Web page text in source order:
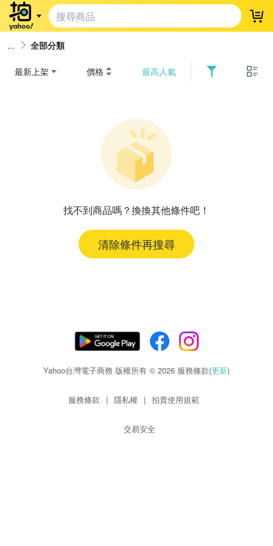
登
全部分類
最新上架 價格 最高人氣
找不到商品嗎？換換其他條件吧！
清除條件再搜尋
Yahoo台灣電子商務 版權所有 © 2026 服務條款(更新)
服務條款 | 隱私權 | 拍賣使用規範
交易安全